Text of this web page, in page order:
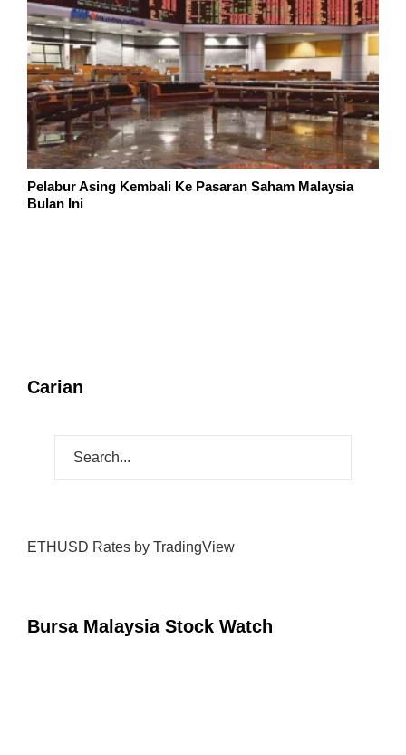
Pelabur Asing Kembali Ke Pasaran Saham Malaysia
Bulan Ini
Carian
ETHUSD Rates by TradingView
Bursa Malaysia Stock Watch